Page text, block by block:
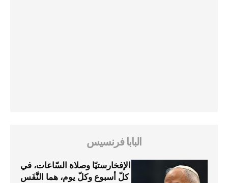
البابا فرنسيس
الإفخارستيّا وصلاة السّاعات، في
كلّ أسبوع وكلّ يوم، هما النَّفَس